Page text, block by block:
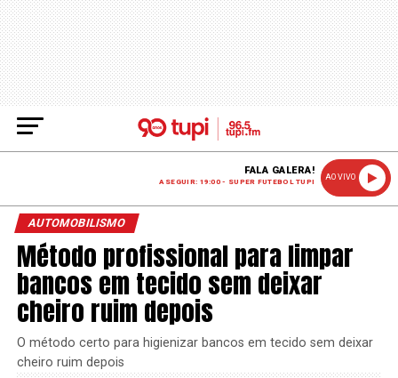
FALA GALERA!
A SEGUIR: 19:00 - SUPER FUTEBOL TUPI
AO VIVO
AUTOMOBILISMO
Método profissional para limpar
bancos em tecido sem deixar
cheiro ruim depois
O método certo para higienizar bancos em tecido sem deixar
cheiro ruim depois